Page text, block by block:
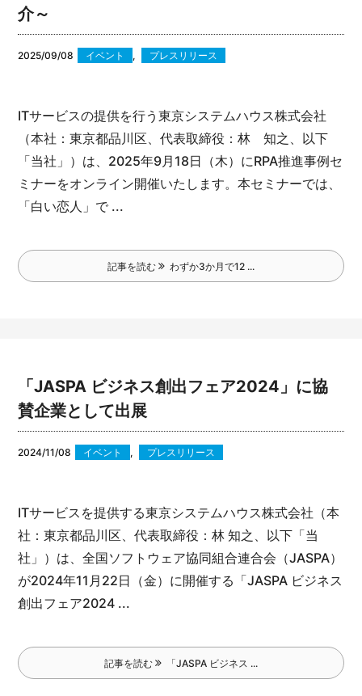
介～
2025/09/08 イベント , プレスリリース
ITサービスの提供を行う東京システムハウス株式会社
（本社：東京都品川区、代表取締役：林 知之、以下
「当社」）は、2025年9月18日（木）にRPA推進事例セ
ミナーをオンライン開催いたします。本セミナーでは、
「白い恋人」で ...
記事を読む わずか3か月で12 ...
「JASPA ビジネス創出フェア2024」に協
賛企業として出展
2024/11/08 イベント , プレスリリース
ITサービスを提供する東京システムハウス株式会社（本
社：東京都品川区、代表取締役：林 知之、以下「当
社」）は、全国ソフトウェア協同組合連合会（JASPA）
が2024年11月22日（金）に開催する「JASPA ビジネス
創出フェア2024 ...
記事を読む 「JASPA ビジネス ...